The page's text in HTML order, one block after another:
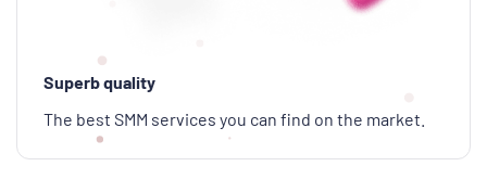
Superb quality
The best SMM services you can find on the market.